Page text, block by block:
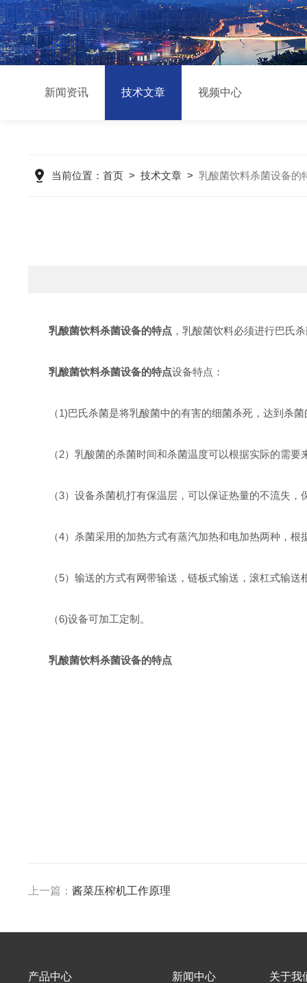
新闻资讯 技术文章 视频中心
当前位置： 首页> 技术文章> 乳酸菌饮料杀菌设备的
乳酸菌饮料杀菌设备的特点，乳酸菌饮料必须进行巴氏
乳酸菌饮料杀菌设备的特点设备特点：
（1)巴氏杀菌是将乳酸菌中的有害的细菌杀死，达到杀
（2）乳酸菌的杀菌时间和杀菌温度可以根据实际的需要
（3）设备杀菌机打有保温层，可以保证热量的不流失，
（4）杀菌采用的加热方式有蒸汽加热和电加热两种，
（5）输送的方式有网带输送，链板式输送，滚杠式输
（6)设备可加工定制。
乳酸菌饮料杀菌设备的特点
上一篇： 酱菜压榨机工作原理
产品中心 新闻中心 关于我